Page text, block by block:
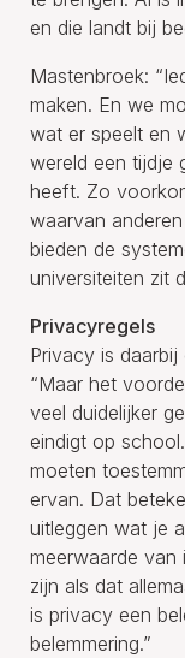
en die landt bij
Mastenbroek:
maken. En we
wat er speelt en
wereld een tijdje
heeft. Zo
waarvan
bieden de
universiteiten zit
Privacyregels
Privacy is
“Maar het
veel duidelijker
eindigt op
moeten
ervan. Dat
uitleggen wat je
meerwaarde van
zijn als dat
is privacy een
belemmering.”